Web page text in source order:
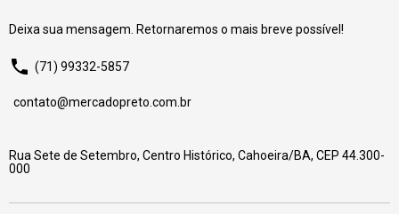
Deixa sua mensagem. Retornaremos o mais breve possível!
(71) 99332-5857
contato@mercadopreto.com.br
Rua Sete de Setembro, Centro Histórico, Cahoeira/BA, CEP 44.300-
000